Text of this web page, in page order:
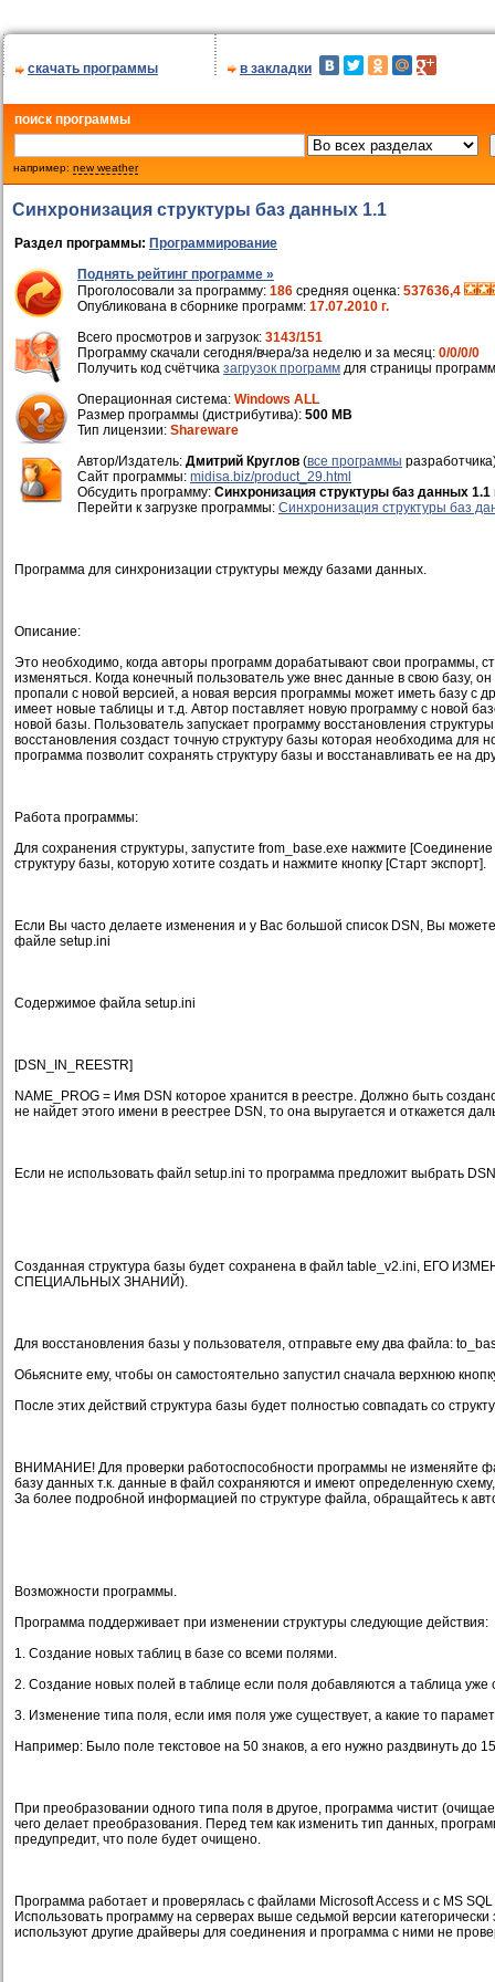
скачать программы в закладки
поиск программы
например: new weather
Синхронизация структуры баз данных 1.1
Раздел программы: Программирование
Поднять рейтинг программе »
Проголосовали за программу: 186 средняя оценка: 537636,4
Опубликована в сборнике программ: 17.07.2010 г.
Всего просмотров и загрузок: 3143/151
Программу скачали сегодня/вчера/за неделю и за месяц: 0/0/0/0
Получить код счётчика загрузок программ для страницы
Операционная система: Windows ALL
Размер программы (дистрибутива): 500 MB
Тип лицензии: Shareware
Автор/Издатель: Дмитрий Круглов (все программы
Cайт программы: midisa.biz/product_29.html
Обсудить программу: Синхронизация структуры баз данных 1.1
Перейти к загрузке программы: Синхронизация структуры баз
Программа для синхронизации структуры между базами данных.
Описание:
Это необходимо, когда авторы программ дорабатывают свои программы,
изменяться. Когда конечный пользователь уже внес данные в свою базу,
пропали с новой версией, а новая версия программы может иметь базу с
имеет новые таблицы и т.д. Автор поставляет новую программу с новой
новой базы. Пользователь запускает программу восстановления
восстановления создаст точную структуру базы которая необходима для
программа позволит сохранять структуру базы и восстанавливать ее на
Работа программы:
Для сохранения структуры, запустите from_base.exe нажмите
структуру базы, которую хотите создать и нажмите кнопку [Старт экспорт].
Если Вы часто делаете изменения и у Вас большой список DSN, Вы
файле setup.ini
Содержимое файла setup.ini
[DSN_IN_REESTR]
NAME_PROG = Имя DSN которое хранится в реестре. Должно быть
не найдет этого имени в реестрее DSN, то она выругается и откажется
Если не использовать файл setup.ini то программа предложит выбрать
Созданная структура базы будет сохранена в файл table_v2.ini, ЕГО
СПЕЦИАЛЬНЫХ ЗНАНИЙ).
Для восстановления базы у пользователя, отправьте ему два файла:
Обьясните ему, чтобы он самостоятельно запустил сначала верхнюю
После этих действий структура базы будет полностью совпадать со
ВНИМАНИЕ! Для проверки работоспособности программы не изменяйте
базу данных т.к. данные в файл сохраняются и имеют определенную
За более подробной информацией по структуре файла, обращайтесь к
Возможности программы.
Программа поддерживает при изменении структуры следующие действия:
1. Создание новых таблиц в базе со всеми полями.
2. Создание новых полей в таблице если поля добавляются а таблица уже
3. Изменение типа поля, если имя поля уже существует, а какие то
Например: Было поле текстовое на 50 знаков, а его нужно раздвинуть до
При преобразовании одного типа поля в другое, программа чистит
чего делает преобразования. Перед тем как изменить тип данных,
предупредит, что поле будет очищено.
Программа работает и проверялась с файлами Microsoft Access и с MS
Использовать программу на серверах выше седьмой версии
используют другие драйверы для соединения и программа с ними не